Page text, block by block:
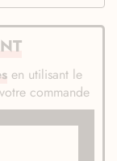
en utilisant le
commande